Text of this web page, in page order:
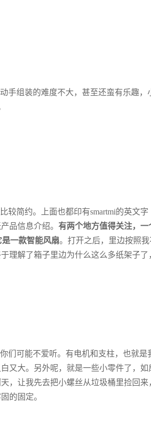
手组装的难度不大，甚至还蛮有乐趣，
较简约。上面也都印有smartmi的英文字
品信息介绍。 有两个地方值得关注，一
一款智能风扇。打开之后，里边按照我
理解了箱子里边为什么这么多纸架子了
们可能不爱听。有电机和支柱，也就是
又大。另外呢，就是一些小零件了，如
，让我先去把小螺丝从垃圾桶里捡回来
的固定。